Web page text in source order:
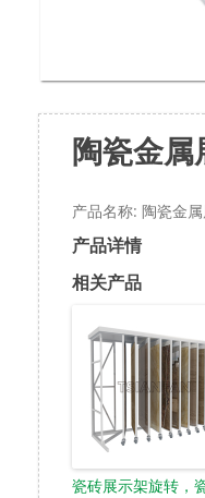
陶瓷金属
产品名称: 陶瓷金
产品详情
相关产品
瓷砖展示架旋转，